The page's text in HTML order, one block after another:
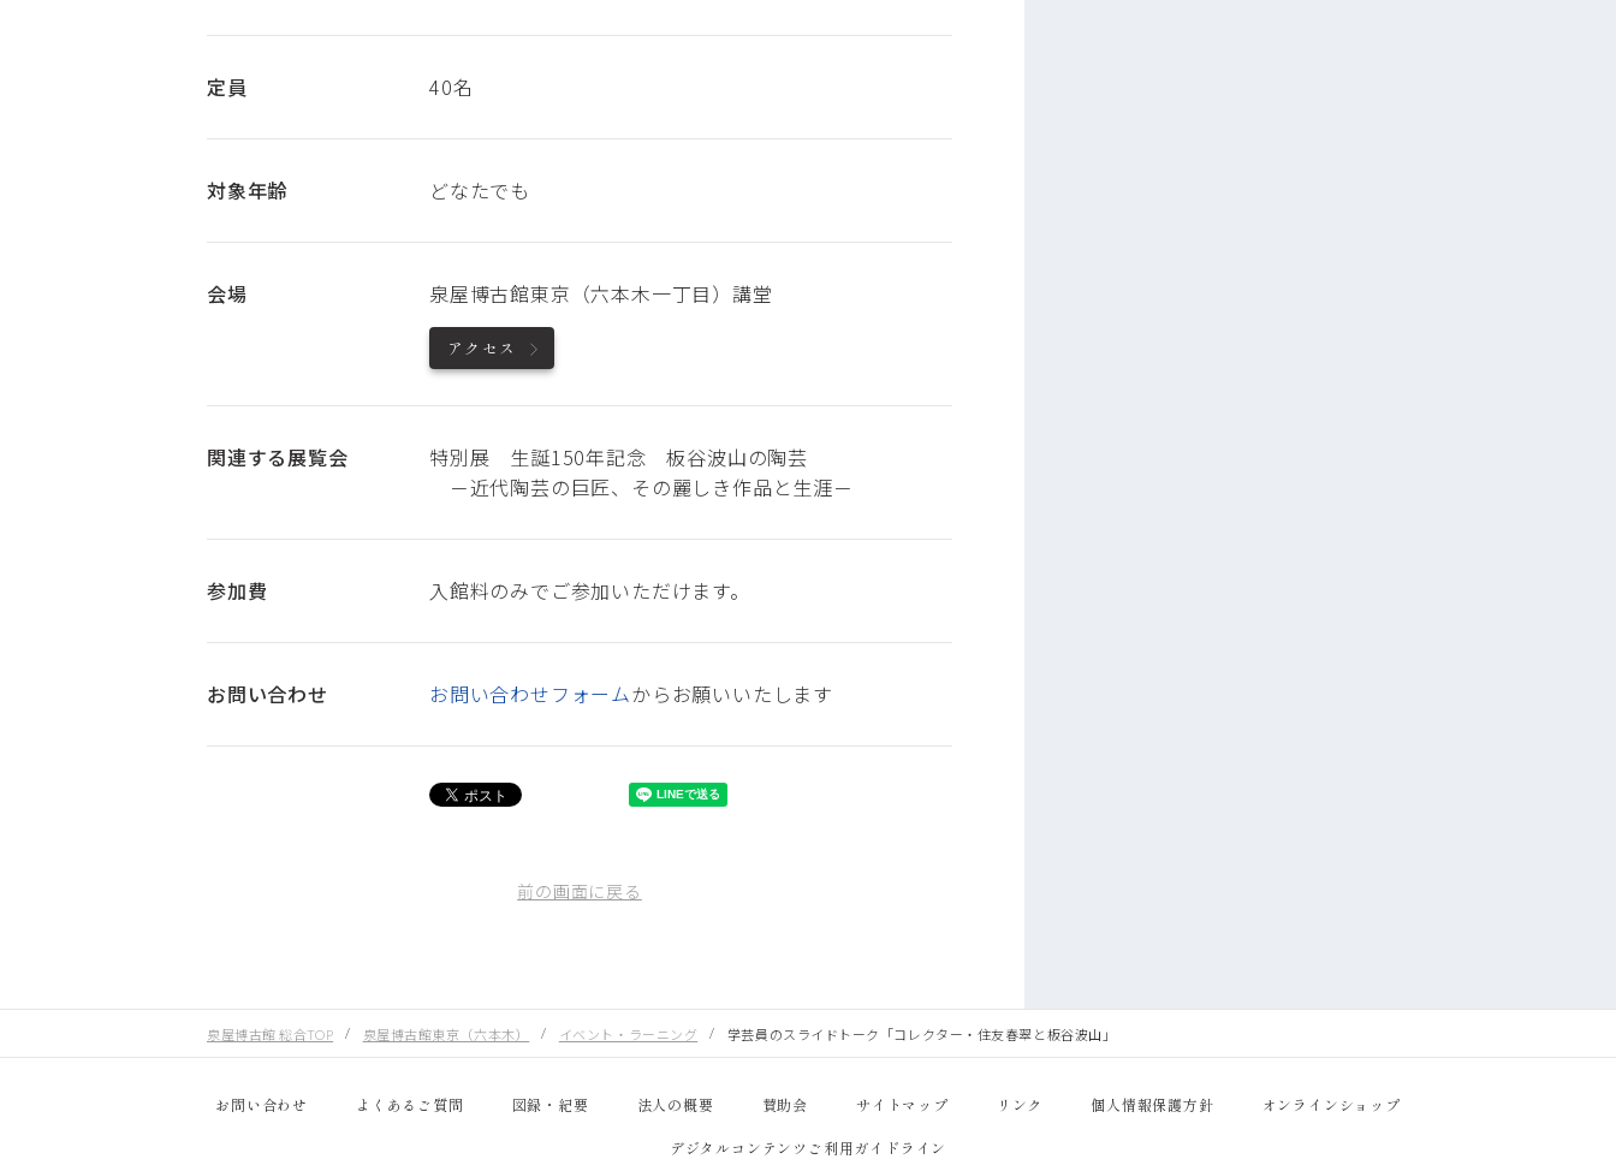
定員 40名
対象年齢 どなたでも
会場 泉屋博古館東京（六本木一丁目）講堂
アクセス
関連する展覧会
特別展 生誕150年記念 板谷波山の陶芸
－近代陶芸の巨匠、その麗しき作品と生涯－
参加費 入館料のみでご参加いただけます。
お問い合わせ お問い合わせフォームからお願いいたします
前の画面に戻る
泉屋博古館 総合TOP 泉屋博古館東京（六本木） イベント・ラーニング 学芸員のスライドトーク「コレクター・住友春翠と板谷波山」
お問い合わせ よくあるご質問 図録・紀要 法人の概要 賛助会 サイトマップ リンク 個人情報保護方針 オンラインショップ
デジタルコンテンツご利用ガイドライン